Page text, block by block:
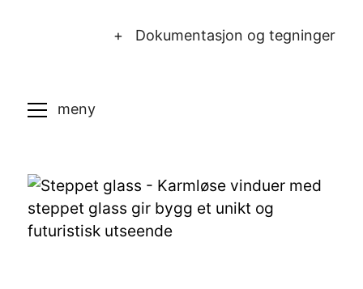
+ Dokumentasjon og tegninger